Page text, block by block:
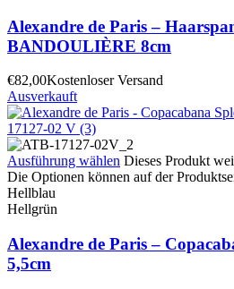
Alexandre de Paris –
BANDOULIÈRE 8cm
€82,00Kostenloser Versand
Ausverkauft
Ausführung wählen Dieses Produkt
Die Optionen können auf der
Hellblau
Hellgrün
Alexandre de Paris –
5,5cm